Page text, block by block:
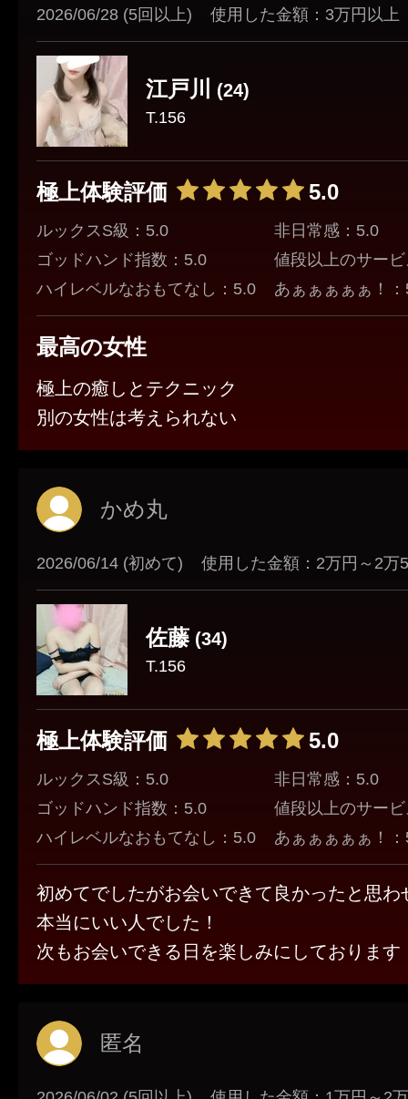
2026/06/28 (5回以上) 使用した金額：3万円以上
江戸川 (24)
T.156
極上体験評価 5.0
ルックスS級：5.0
ゴッドハンド指数：5.0
ハイレベルなおもてなし：5.0
非日常感：5.0
値段以上のサー
あぁぁぁぁぁ！
最高の女性
極上の癒しとテクニック
別の女性は考えられない
かめ丸
2026/06/14 (初めて) 使用した金額：2万円～2万
佐藤(34)
T.156
極上体験評価 5.0
ルックスS級：5.0
ゴッドハンド指数：5.0
ハイレベルなおもてなし：5.0
非日常感：5.0
値段以上のサー
あぁぁぁぁぁ！
初めてでしたがお会いできて良かったと思わ
本当にいい人でした！
次もお会いできる日を楽しみにしております
匿名